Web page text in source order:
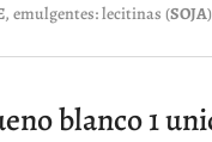
, emulgentes: lecitinas (SOJA
blanco 1